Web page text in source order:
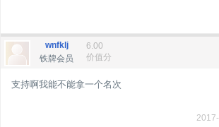
wnfklj
铁牌会员
6.00
价值分
支持啊我能不能拿一个名次